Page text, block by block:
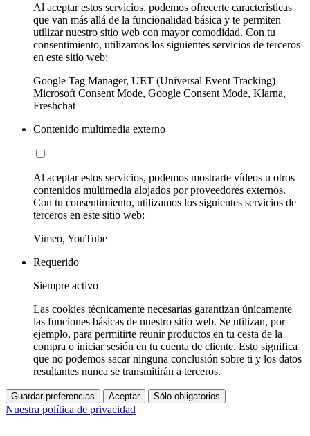
Al aceptar estos servicios, podemos ofrecerte características
que van más allá de la funcionalidad básica y te permiten
utilizar nuestro sitio web con mayor comodidad. Con tu
consentimiento, utilizamos los siguientes servicios de terceros
en este sitio web:
Google Tag Manager, UET (Universal Event Tracking)
Microsoft Consent Mode, Google Consent Mode, Klarna,
Freshchat
Contenido multimedia externo
Al aceptar estos servicios, podemos mostrarte vídeos u otros
contenidos multimedia alojados por proveedores externos.
Con tu consentimiento, utilizamos los siguientes servicios de
terceros en este sitio web:
Vimeo, YouTube
Requerido
Siempre activo
Las cookies técnicamente necesarias garantizan únicamente
las funciones básicas de nuestro sitio web. Se utilizan, por
ejemplo, para permitirte reunir productos en tu cesta de la
compra o iniciar sesión en tu cuenta de cliente. Esto significa
que no podemos sacar ninguna conclusión sobre ti y los datos
resultantes nunca se transmitirán a terceros.
Guardar preferencias Aceptar Sólo obligatorios
Nuestra política de privacidad